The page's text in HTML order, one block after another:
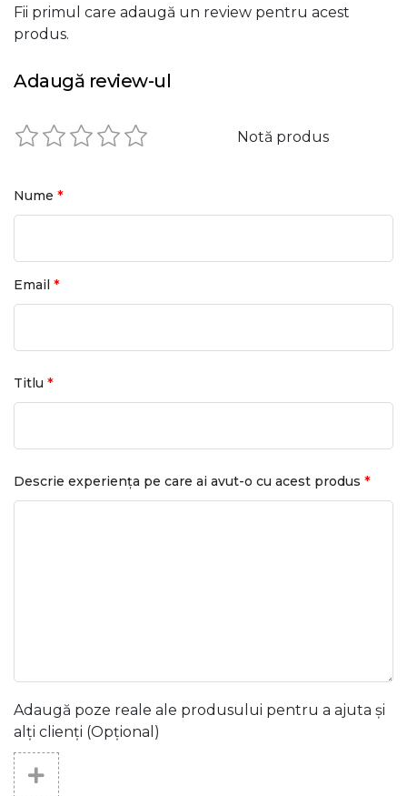
Fii primul care adaugă un review pentru acest
produs.
Adaugă review-ul
Notă produs
Nume *
Email *
Titlu *
Descrie experiența pe care ai avut-o cu acest produs *
Adaugă poze reale ale produsului pentru a ajuta și
alți clienți (Opțional)